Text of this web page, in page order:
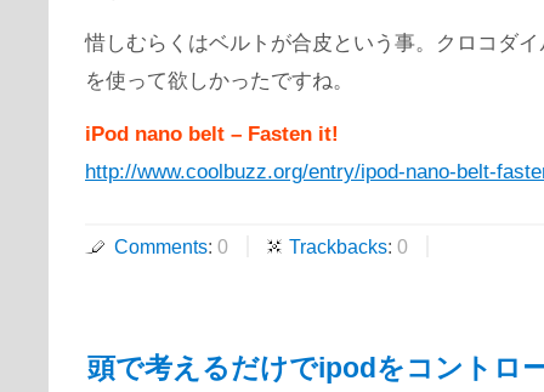
惜しむらくはベルトが合皮という事。クロコダ
を使って欲しかったですね。
iPod nano belt – Fasten it!
http://www.coolbuzz.org/entry/ipod-nano-belt-
Comments: 0 Trackbacks: 0
頭で考えるだけでipodをコントロ